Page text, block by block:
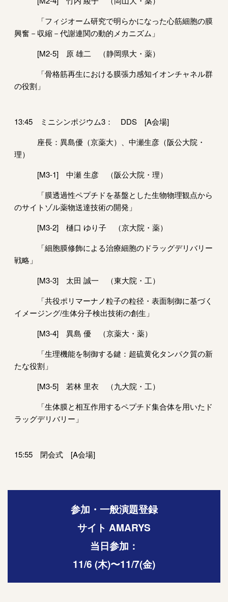
「フィジオーム研究で明らかになった心筋細胞の膜
興奮－収縮－代謝連関の動的メカニズム」
[M2-5] 原 雄二 （静岡県大・薬）
「骨格筋再生における膜張力感知イオンチャネル群
の役割」
13:45 ミニシンポジウム3： DDS [A会場]
座長：異島優（京薬大）、中瀬生彦（阪公大院・
理）
[M3-1] 中瀬 生彦 （阪公大院・理）
「膜透過性ペプチドを基盤とした生物物理観点から
のサイトゾル薬物送達技術の開発」
[M3-2] 樋口 ゆり子 （京大院・薬）
「細胞膜修飾による治療細胞のドラッグデリバリー
戦略」
[M3-3] 太田 誠一 （東大院・工）
「共役ポリマーナノ粒子の粒径・表面制御に基づく
イメージング/生体分子検出技術の創生」
[M3-4] 異島 優 （京薬大・薬）
「生理機能を制御する鍵：超硫黄化タンパク質の新
たな役割」
[M3-5] 若林 里衣 （九大院・工）
「生体膜と相互作用するペプチド集合体を用いたド
ラッグデリバリー」
15:55 閉会式 [A会場]
参加・一般演題登録
サイト AMARYS
当日参加：
11/6 (木)〜11/7(金)